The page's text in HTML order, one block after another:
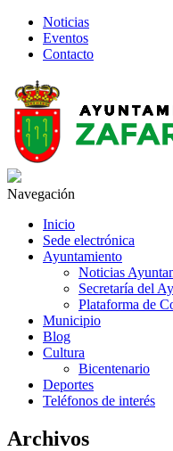
Noticias
Eventos
Contacto
Navegación
Inicio
Sede electrónica
Ayuntamiento
Noticias
Secretaría del
Plataforma de
Municipio
Blog
Cultura
Bicentenario
Deportes
Teléfonos de interés
Archivos